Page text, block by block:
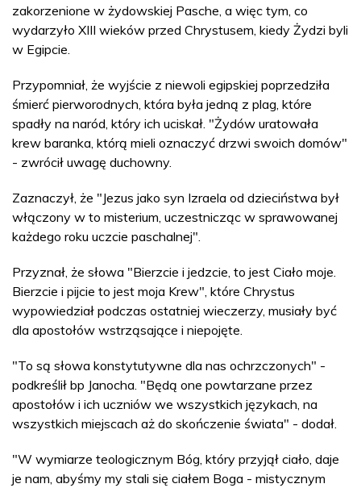
zakorzenione w żydowskiej Pasche, a więc tym, co
wydarzyło XIII wieków przed Chrystusem, kiedy Żydzi byli
w Egipcie.
Przypomniał, że wyjście z niewoli egipskiej poprzedziła
śmierć pierworodnych, która była jedną z plag, które
spadły na naród, który ich uciskał. "Żydów uratowała
krew baranka, którą mieli oznaczyć drzwi swoich domów"
- zwrócił uwagę duchowny.
Zaznaczył, że "Jezus jako syn Izraela od dzieciństwa był
włączony w to misterium, uczestnicząc w sprawowanej
każdego roku uczcie paschalnej".
Przyznał, że słowa "Bierzcie i jedzcie, to jest Ciało moje.
Bierzcie i pijcie to jest moja Krew", które Chrystus
wypowiedział podczas ostatniej wieczerzy, musiały być
dla apostołów wstrząsające i niepojęte.
"To są słowa konstytutywne dla nas ochrzczonych" -
podkreślił bp Janocha. "Będą one powtarzane przez
apostołów i ich uczniów we wszystkich językach, na
wszystkich miejscach aż do skończenie świata" - dodał.
"W wymiarze teologicznym Bóg, który przyjął ciało, daje
je nam, abyśmy my stali się ciałem Boga - mistycznym